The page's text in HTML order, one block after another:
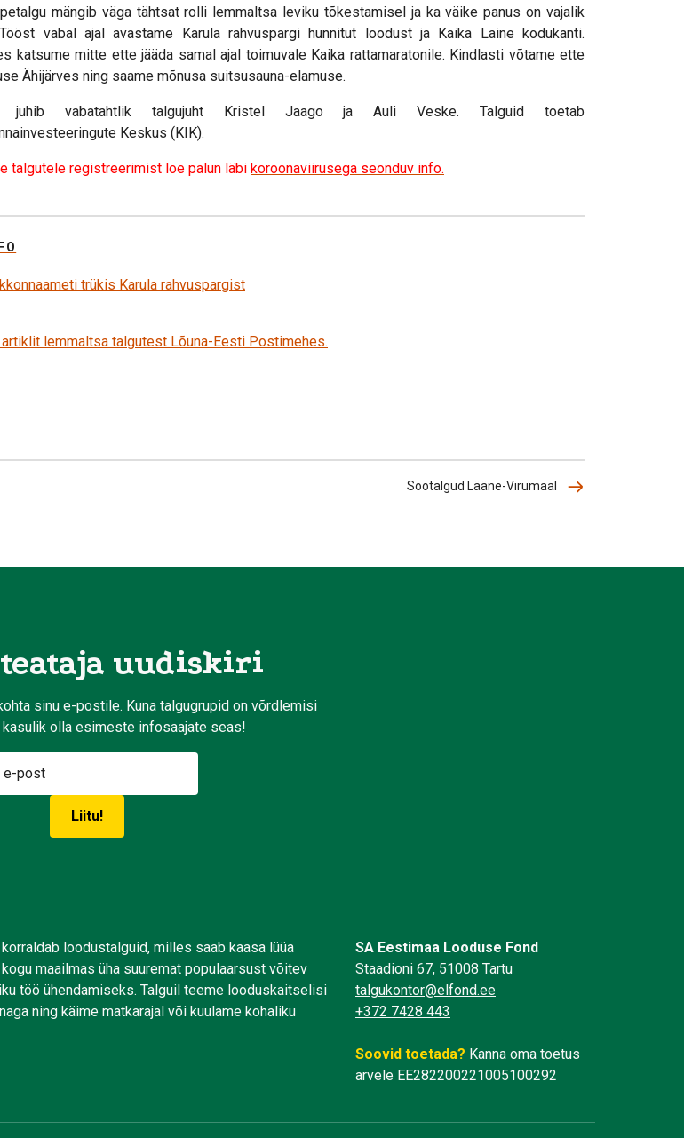
mängib väga tähtsat rolli lemmaltsa leviku tõkestamisel ja ka väike panus on vajalik
vabal ajal avastame Karula rahvuspargi hunnitut loodust ja Kaika Laine kodukanti.
katsume mitte ette jääda samal ajal toimuvale Kaika rattamaratonile. Kindlasti võtame ette
Ähijärves ning saame mõnusa suitsusauna-elamuse.
juhib vabatahtlik talgujuht Kristel Jaago ja Auli Veske. Talguid toetab
Keskus (KIK).
talgutele registreerimist loe palun läbi koroonaviirusega seonduv info.
trükis Karula rahvuspargist
lemmaltsa talgutest Lõuna-Eesti Postimehes.
Sootalgud Lääne-Virumaal
uudiskiri
sinu e-postile. Kuna talgugrupid on võrdlemisi
kasulik olla esimeste infosaajate seas!
loodustalguid, milles saab kaasa lüüa
maailmas üha suuremat populaarsust võitev
töö ühendamiseks. Talguil teeme looduskaitselisi
ning käime matkarajal või kuulame kohaliku
SA Eestimaa Looduse Fond
Staadioni 67, 51008 Tartu
talgukontor@elfond.ee
+372 7428 443
Soovid toetada? Kanna oma toetus
arvele EE282200221005100292